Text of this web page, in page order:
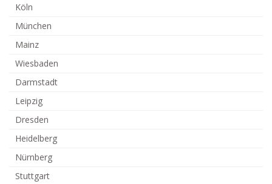
Köln
München
Mainz
Wiesbaden
Darmstadt
Leipzig
Dresden
Heidelberg
Nürnberg
Stuttgart